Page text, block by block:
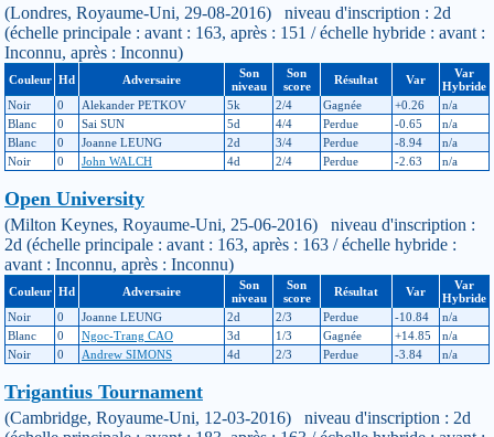
(Londres, Royaume-Uni, 29-08-2016) niveau d'inscription : 2d
(échelle principale : avant : 163, après : 151 / échelle hybride : avant :
Inconnu, après : Inconnu)
Couleur Hd Adversaire
Son
niveau
Son
score
Résultat Var
Var
Hybride
Noir
0 Alekander PETKOV 5k 2/4 Gagnée +0.26
n/a
Blanc
0 Sai SUN 5d 4/4 Perdue -0.65
n/a
Blanc
0 Joanne LEUNG 2d 3/4 Perdue -8.94
n/a
Noir
0 John WALCH 4d 2/4 Perdue -2.63 n/a
Open University
(Milton Keynes, Royaume-Uni, 25-06-2016) niveau d'inscription :
2d (échelle principale : avant : 163, après : 163 / échelle hybride :
avant : Inconnu, après : Inconnu)
Couleur Hd Adversaire
Son
niveau
Son
score
Résultat Var
Var
Hybride
Noir
0 Joanne LEUNG 2d 2/3 Perdue -10.84
n/a
Blanc
0 Ngoc-Trang CAO 3d 1/3 Gagnée +14.85
n/a
Noir
0 Andrew SIMONS 4d 2/3 Perdue -3.84 n/a
Trigantius Tournament
(Cambridge, Royaume-Uni, 12-03-2016) niveau d'inscription : 2d